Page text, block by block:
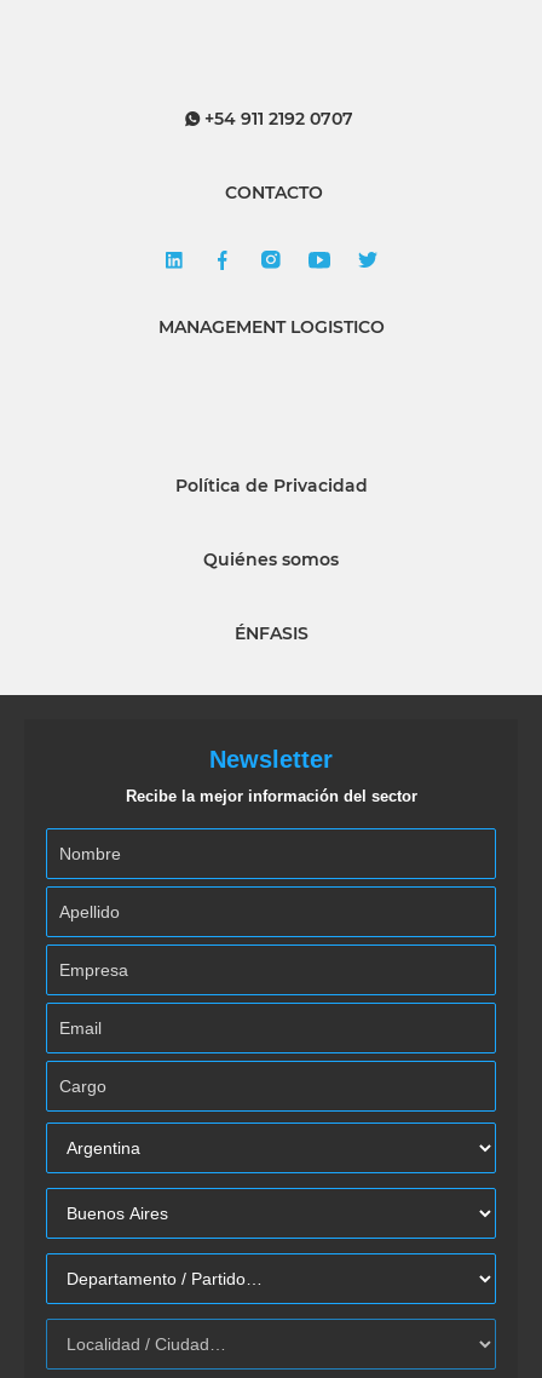
+54 911 2192 0707
CONTACTO
MANAGEMENT LOGISTICO
Política de Privacidad
Quiénes somos
ÉNFASIS
Newsletter
Recibe la mejor información del sector